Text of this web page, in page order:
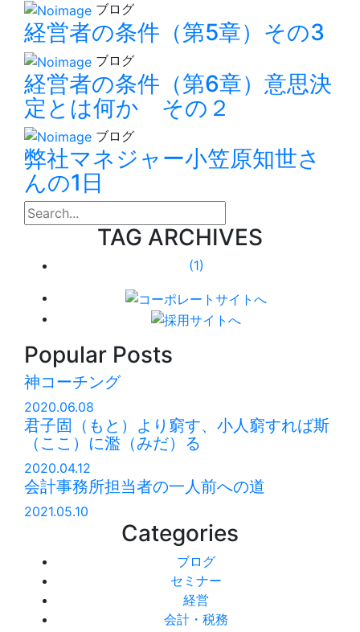
ブログ
経営者の条件（第5章）その3
ブログ
経営者の条件（第6章）意思決
定とは何か その２
ブログ
弊社マネジャー小笠原知世さ
んの1日
search
TAG ARCHIVES
(1)
Popular Posts
神コーチング
2020.06.08
君子固（もと）より窮す、小人窮すれば斯
（ここ）に濫（みだ）る
2020.04.12
会計事務所担当者の一人前への道
2021.05.10
Categories
ブログ
セミナー
経営
会計・税務